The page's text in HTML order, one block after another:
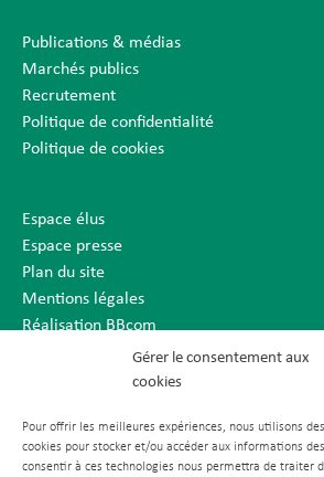
Gérer le consentement aux
cookies
Pour offrir les meilleures expériences, nous utilisons
cookies pour stocker et/ou accéder aux informations
consentir à ces technologies nous permettra de traiter
Publications & médias
Marchés publics
Recrutement
Politique de confidentialité
Politique de cookies
Espace élus
Espace presse
Plan du site
Mentions légales
Réalisation BBcom